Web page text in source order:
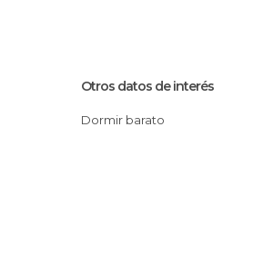
Otros datos de interés
Dormir barato